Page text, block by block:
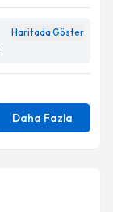
Haritada Göster
Daha Fazla